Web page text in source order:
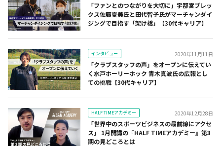
「ファンとのつながりを大切に」宇都宮ブレッ
クス佐藤夏美氏と田代智子氏がマーチャンダイ
ジングで目指す「架け橋」【30代キャリア】
インタビュー 2020年11月11日
「クラブスタッフの声」をオープンに伝えてい
く――水戸ホーリーホック 青木真波氏の広報とし
ての挑戦【30代キャリア】
HALF TIMEアカデミー 2020年12月28日
「世界中のスポーツビジネスの最前線にアクセ
ス」 1月開講の『HALF TIMEアカデミー』第3
期の見どころとは